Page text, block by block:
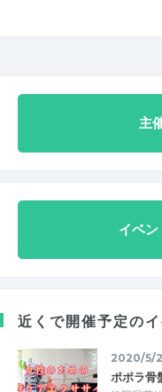
主
イベ
近くで開催予定のイ
2020/5/
ポポラ骨